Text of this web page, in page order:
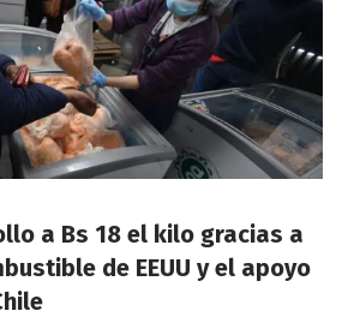
a Bs 18 el kilo gracias a
de EEUU y el apoyo